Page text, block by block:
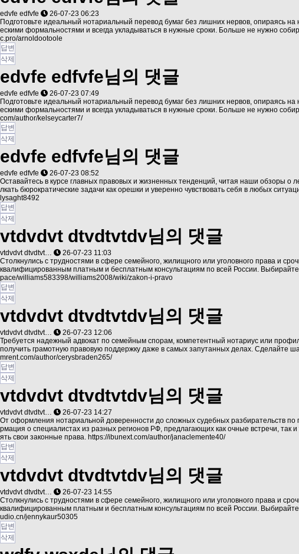
edvfe edfvfe
26-07-23 06:23
Подготовьте идеальный нотариальный перевод бумаг без лишних нервов, опираясь
ескими формальностями и всегда укладываться в нужные сроки. Больше не нужно
c.pro/arnoldootoole
답변
삭제
edvfe edfvfe님의 댓글
edvfe edfvfe
26-07-23 07:49
Подготовьте идеальный нотариальный перевод бумаг без лишних нервов, опираясь
ескими формальностями и всегда укладываться в нужные сроки. Больше не нужно
com/author/kelseycarter7/
답변
삭제
edvfe edfvfe님의 댓글
edvfe edfvfe
26-07-23 08:52
Оставайтесь в курсе главных правовых и жизненных тенденций, читая наши обзоры
лкать бюрократические задачи как орешки и уверенно чувствовать себя в любых
lysaght8492
답변
삭제
vtdvdvt dtvdtvtdv님의 댓글
vtdvdvt dtvdtvt…
26-07-23 11:03
Столкнулись с трудностями в сфере семейного, жилищного или уголовного права и
квалифицированным платным и бесплатным консультациям по всей России.
pace/williams583398/williams2008/wiki/zakon-i-pravo
답변
삭제
vtdvdvt dtvdtvtdv님의 댓글
vtdvdvt dtvdtvt…
26-07-23 12:06
Требуется надежный адвокат по семейным спорам, компетентный нотариус или
получить грамотную правовую поддержку даже в самых запутанных делах. Сделайте
mrent.com/author/cerysbraden265/
답변
삭제
vtdvdvt dtvdtvtdv님의 댓글
vtdvdvt dtvdtvt…
26-07-23 14:27
От оформления нотариальной доверенности до сложных судебных разбирательств
рмация о специалистах из разных регионов РФ, предлагающих как очные встречи,
ять свои законные права. https://ibunext.com/author/janaclemente40/
답변
삭제
vtdvdvt dtvdtvtdv님의 댓글
vtdvdvt dtvdtvt…
26-07-23 14:55
Столкнулись с трудностями в сфере семейного, жилищного или уголовного права и
квалифицированным платным и бесплатным консультациям по всей России.
udio.cn/jennykaur50305
답변
삭제